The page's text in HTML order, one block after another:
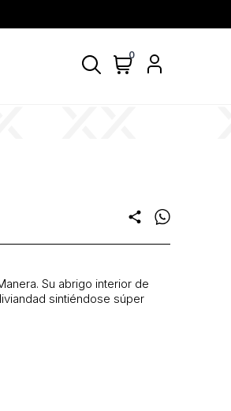
| Todos los días, todos los bancos
0
share
Su abrigo interior de
sintiéndose súper